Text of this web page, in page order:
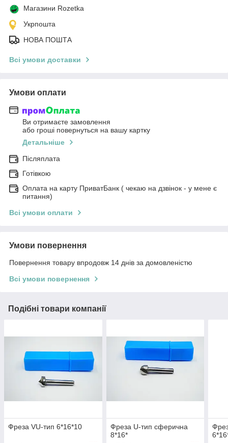
Магазини Rozetka
Укрпошта
НОВА ПОШТА
Всі умови доставки
Умови оплати
Ви отримаєте замовлення
або гроші повернуться на вашу картку
Детальніше
Післяплата
Готівкою
Оплата на карту ПриватБанк ( чекаю на дзвінок - у мене є
питання)
Всі умови оплати
Умови повернення
Повернення товару впродовж 14 днів за домовленістю
Всі умови повернення
Подібні товари компанії
Фреза VU-тип 6*16*10
Фреза U-тип сферична
8*16*